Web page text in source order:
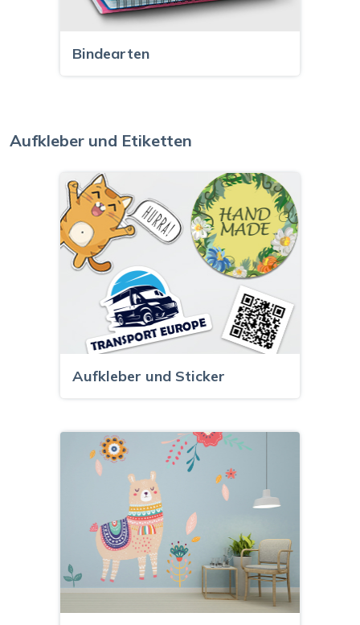
Bindearten
Aufkleber und Etiketten
Aufkleber und Sticker